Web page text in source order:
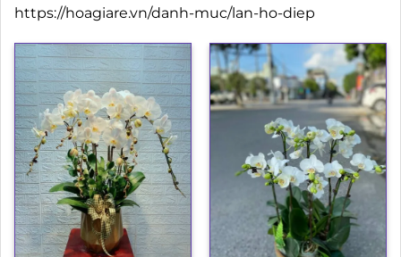
https://hoagiare.vn/danh-muc/lan-ho-diep